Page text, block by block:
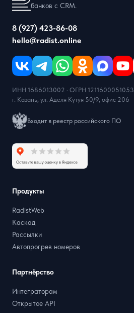
банков с CRM.
8 (927) 423-86-08
hello@radist.online
ИНН 1686013002 · ОГРН 1211600051053
г. Казань, ул. Аделя Кутуя 50/9, офис 206
Входит в реестр российского ПО
Продукты
RadistWeb
Каскад
Рассылки
Автопрогрев номеров
Партнёрство
Интеграторам
Открытое API